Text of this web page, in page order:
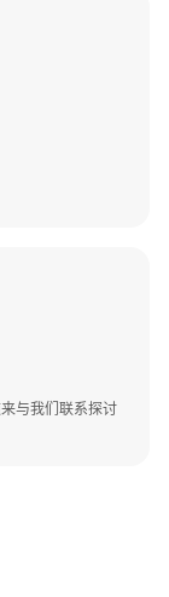
e) {
e) {
与我们联系探讨